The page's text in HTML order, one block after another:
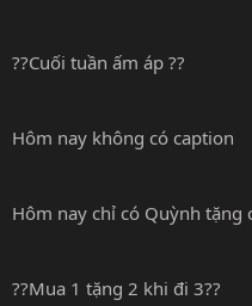
r
??Cuối tuần ấm áp ??
Hôm nay không có caption
Hôm nay chỉ có Quỳnh tặng
??Mua 1 tặng 2 khi đi 3??